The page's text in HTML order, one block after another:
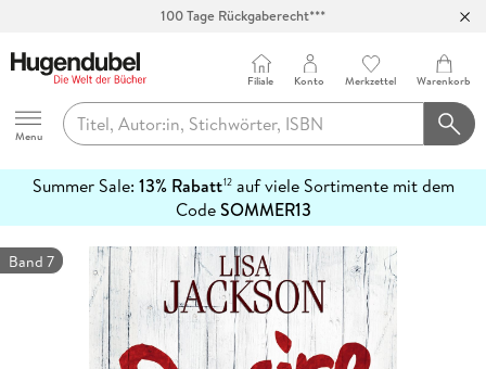
Hugendubel
Menu
Filiale Konto Merkzettel Warenkorb
Summer Sale: 13% Rabatt12auf viele Sortimente mit dem
CodeSOMMER13
erfahren
Band 7